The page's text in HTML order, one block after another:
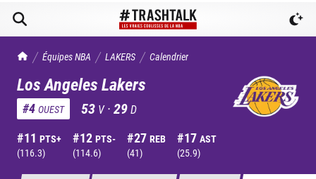
TrashTalk Actu NBA
Équipes NBA LAKERS Calendrier
Los Angeles Lakers
#4 OUEST 53 V ·29D
#11 PTS+
(116.3)
#12 PTS-
(114.6)
#27 REB
(41)
#17 AST
(25.9)